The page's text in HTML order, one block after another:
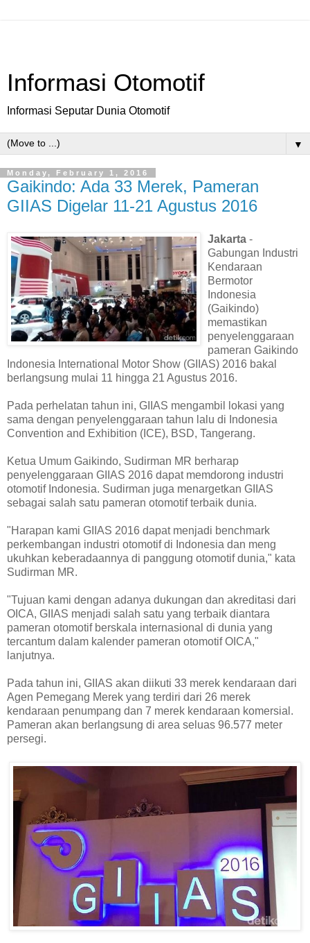
Informasi Otomotif
Informasi Seputar Dunia Otomotif
▼
Monday, February 1, 2016
Gaikindo: Ada 33 Merek, Pameran
GIIAS Digelar 11-21 Agustus 2016
Jakarta -
Gabungan Industri
Kendaraan
Bermotor
Indonesia
(Gaikindo)
memastikan
penyelenggaraan
pameran Gaikindo
Indonesia International Motor Show (GIIAS) 2016 bakal
berlangsung mulai 11 hingga 21 Agustus 2016.
Pada perhelatan tahun ini, GIIAS mengambil lokasi yang
sama dengan penyelenggaraan tahun lalu di Indonesia
Convention and Exhibition (ICE), BSD, Tangerang.
Ketua Umum Gaikindo, Sudirman MR berharap
penyelenggaraan GIIAS 2016 dapat memdorong industri
otomotif Indonesia. Sudirman juga menargetkan GIIAS
sebagai salah satu pameran otomotif terbaik dunia.
"Harapan kami GIIAS 2016 dapat menjadi benchmark
perkembangan industri otomotif di Indonesia dan meng
ukuhkan keberadaannya di panggung otomotif dunia," kata
Sudirman MR.
"Tujuan kami dengan adanya dukungan dan akreditasi dari
OICA, GIIAS menjadi salah satu yang terbaik diantara
pameran otomotif berskala internasional di dunia yang
tercantum dalam kalender pameran otomotif OICA,"
lanjutnya.
Pada tahun ini, GIIAS akan diikuti 33 merek kendaraan dari
Agen Pemegang Merek yang terdiri dari 26 merek
kendaraan penumpang dan 7 merek kendaraan komersial.
Pameran akan berlangsung di area seluas 96.577 meter
persegi.